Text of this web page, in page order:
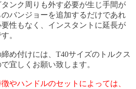
ンク周りも外す必要が生じ手間が
バンジョーを追加するだけであれ
性もなく、インスタントに延長が
。
め付けには、T40サイズのトルクス
宜しくお願い致します。
やハンドルのセットによっては、